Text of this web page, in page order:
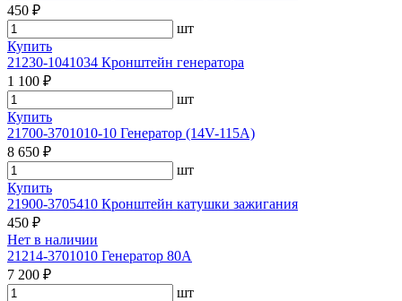
450 ₽
шт
Купить
21230-1041034 Кронштейн генератора
1 100 ₽
шт
Купить
21700-3701010-10 Генератор (14V-115A)
8 650 ₽
шт
Купить
21900-3705410 Кронштейн катушки зажигания
450 ₽
Нет в наличии
21214-3701010 Генератор 80А
7 200 ₽
шт